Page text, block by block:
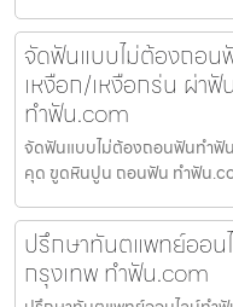
จัดฟันแบบไม่ต้องถอ
เหงือก/เหงือกร่น ผ่
ทำฟัน.com
จัดฟันแบบไม่ต้องถอนฟันทำฟั
คุด ขูดหินปูน ถอนฟัน ทำฟัน
ปรึกษาทันตแพทย์ออ
กรุงเทพ ทำฟัน.com